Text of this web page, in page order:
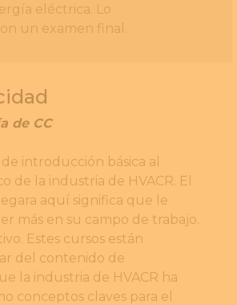
eléctrica. Lo
un examen final.
de CC
introducción básica al
de la industria de HVACR. El
aquí significa que le
más en su campo de trabajo.
Estes cursos están
del contenido de
la industria de HVACR ha
conceptos claves para el